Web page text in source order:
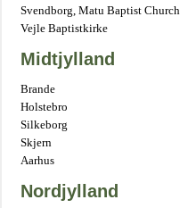
Svendborg, Matu Baptist Church
Vejle Baptistkirke
Midtjylland
Brande
Holstebro
Silkeborg
Skjern
Aarhus
Nordjylland